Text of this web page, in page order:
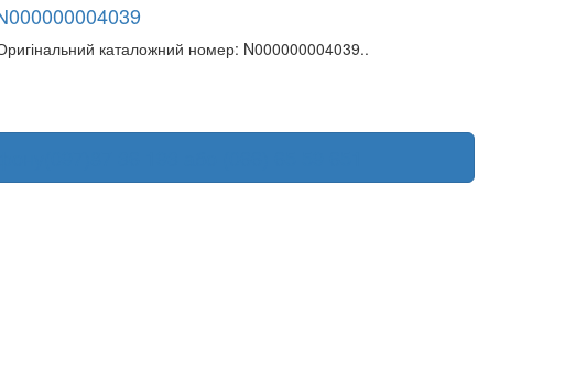
каталожний номер: N000000004039..